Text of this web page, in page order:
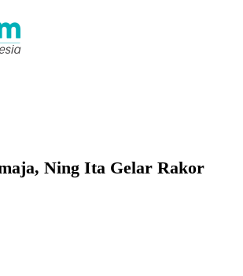
Ning Ita Gelar Rakor